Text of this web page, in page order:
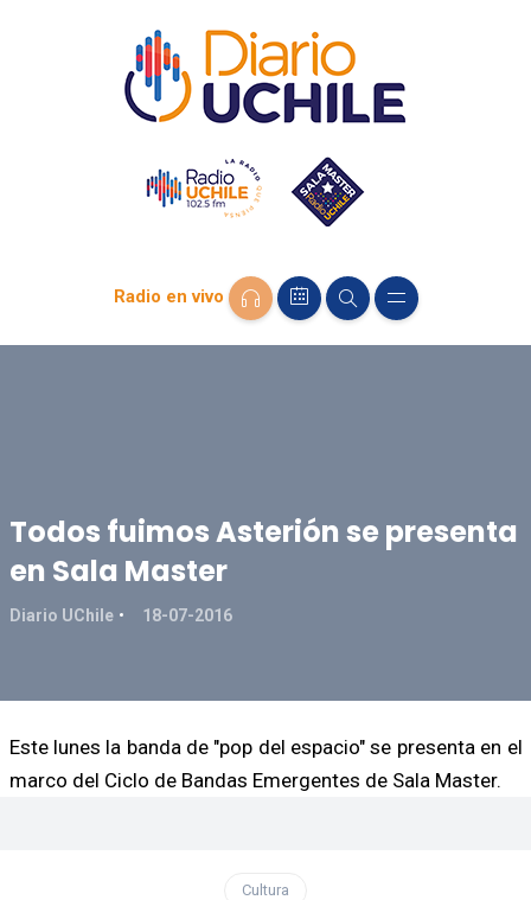
Radio en vivo
Todos fuimos Asterión se presenta
en Sala Master
Diario UChile 18-07-2016
Este lunes la banda de "pop del espacio" se presenta en el
marco del Ciclo de Bandas Emergentes de Sala Master.
Cultura